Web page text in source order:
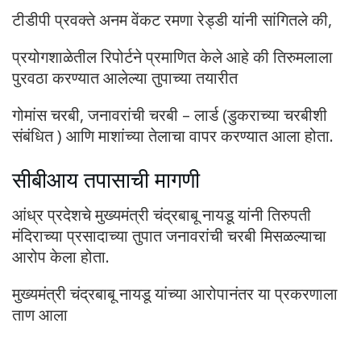
टीडीपी प्रवक्ते अनम वेंकट रमणा रेड्डी यांनी सांगितले की,
प्रयोगशाळेतील रिपोर्टने प्रमाणित केले आहे की तिरुमलाला
पुरवठा करण्यात आलेल्या तुपाच्या तयारीत
गोमांस चरबी, जनावरांची चरबी – लार्ड (डुकराच्या चरबीशी
संबंधित ) आणि माशांच्या तेलाचा वापर करण्यात आला होता.
सीबीआय तपासाची मागणी
आंध्र प्रदेशचे मुख्यमंत्री चंद्रबाबू नायडू यांनी तिरुपती
मंदिराच्या प्रसादाच्या तुपात जनावरांची चरबी मिसळल्याचा
आरोप केला होता.
मुख्यमंत्री चंद्रबाबू नायडू यांच्या आरोपानंतर या प्रकरणाला
ताण आला